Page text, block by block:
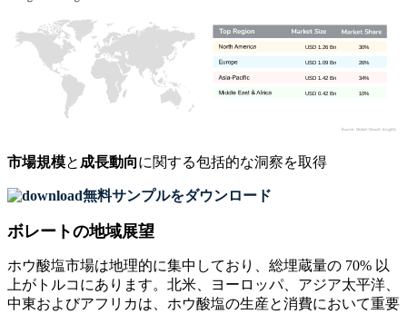
10%
USD 0.42 Bn
34%
USD 1.42 Bn
26%
USD 1.09 Bn
30%
USD 1.26 Bn
市場規模と 成長動向に関する包括的な洞察を取得
無料サンプルをダウンロード
ボレートの地域展望
ホウ酸塩市場は地理的に集中しており、総埋蔵量の 70% 以
上がトルコにあります。北米、ヨーロッパ、アジア太平洋、
中東およびアフリカは、ホウ酸塩の生産と消費において重要